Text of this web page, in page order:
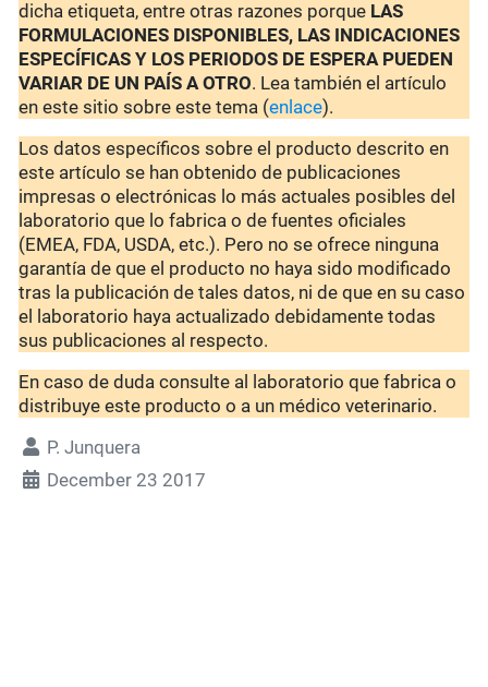
dicha etiqueta, entre otras razones porque LAS
FORMULACIONES DISPONIBLES, LAS INDICACIONES
ESPECÍFICAS Y LOS PERIODOS DE ESPERA PUEDEN
VARIAR DE UN PAÍS A OTRO. Lea también el artículo
en este sitio sobre este tema (enlace).
Los datos específicos sobre el producto descrito en
este artículo se han obtenido de publicaciones
impresas o electrónicas lo más actuales posibles del
laboratorio que lo fabrica o de fuentes oficiales
(EMEA, FDA, USDA, etc.). Pero no se ofrece ninguna
garantía de que el producto no haya sido modificado
tras la publicación de tales datos, ni de que en su caso
el laboratorio haya actualizado debidamente todas
sus publicaciones al respecto.
En caso de duda consulte al laboratorio que fabrica o
distribuye este producto o a un médico veterinario.
P. Junquera
December 23 2017